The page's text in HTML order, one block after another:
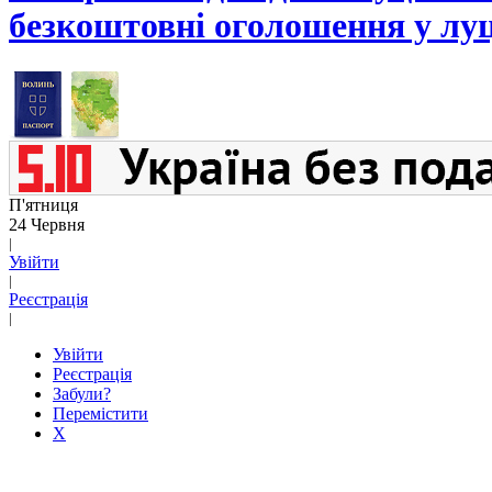
безкоштовні оголошення у
П'ятниця
24 Червня
|
Увійти
|
Реєстрація
|
Увійти
Реєстрація
Забули?
Перемістити
X